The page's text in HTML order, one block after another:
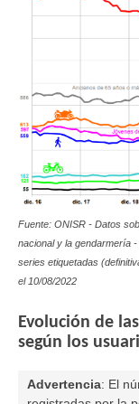
Fuente: ONISR - Datos
nacional y la gendarmería
series etiquetadas
el 10/08/2022
Evolución de
según los
Advertencia: El